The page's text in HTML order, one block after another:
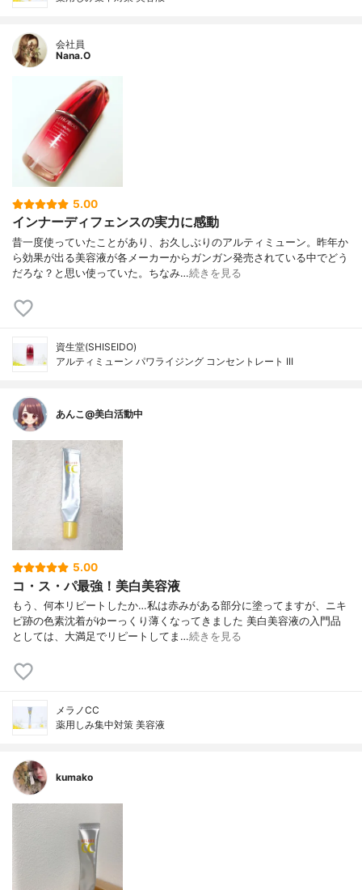
会社員
Nana.O
5.00
インナーディフェンスの実力に感動
昔一度使っていたことがあり、お久しぶりのアルティミューン。昨年か
ら効果が出る美容液が各メーカーからガンガン発売されている中でどう
だろな？と思い使っていた。ちなみ…続きを見る
資生堂(SHISEIDO)
アルティミューン パワライジング コンセントレート III
あんこ@美白活動中
5.00
コ・ス・パ最強！美白美容液
もう、何本リピートしたか…私は赤みがある部分に塗ってますが、ニキ
ビ跡の色素沈着がゆーっくり薄くなってきました 美白美容液の入門品
としては、大満足でリピートしてま…続きを見る
メラノCC
薬用しみ集中対策 美容液
kumako